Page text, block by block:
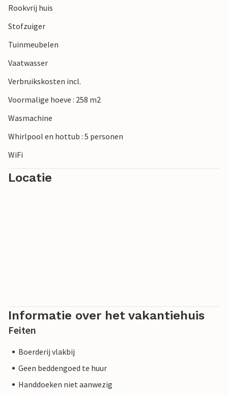
omliggende natuur en een tochtje kunt maken over de
lange fietspaden. De fietstochten zijn leuk, gezellig en
bezienswaardigheden van het departement te ontdekken.
historische flair.
Rookvrij huis
Stofzuiger
Tuinmeubelen
Vaatwasser
Verbruikskosten incl.
Voormalige hoeve : 258 m2
Wasmachine
Whirlpool en hottub : 5 personen
WiFi
Locatie
Informatie over het vakantiehuis
Feiten
Boerderij vlakbij
Geen beddengoed te huur
Handdoeken niet aanwezig